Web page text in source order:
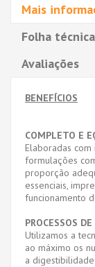
Mais
Folha técnica
Avaliações
BENEFÍCIOS
COMPLETO E
Elaboradas com
formulações
proporção
essenciais,
funcionamento
PROCESSOS
Utilizamos a
ao máximo os
a